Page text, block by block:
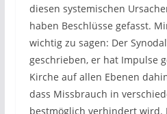
diesen systemischen
haben Beschlüsse gefasst.
wichtig zu sagen: Der
geschrieben, er hat Impulse
Kirche auf allen Ebenen
dass Missbrauch in
bestmöglich verhindert wird.